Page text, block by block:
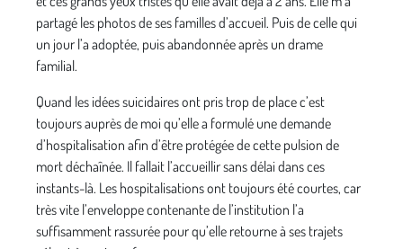
partagé les photos de ses familles d’accueil. Puis de celle qui
un jour l’a adoptée, puis abandonnée après un drame
familial.
Quand les idées suicidaires ont pris trop de place c’est
toujours auprès de moi qu’elle a formulé une demande
d’hospitalisation afin d’être protégée de cette pulsion de
mort déchaînée. Il fallait l’accueillir sans délai dans ces
instants-là. Les hospitalisations ont toujours été courtes, car
très vite l’enveloppe contenante de l’institution l’a
suffisamment rassurée pour qu’elle retourne à ses trajets